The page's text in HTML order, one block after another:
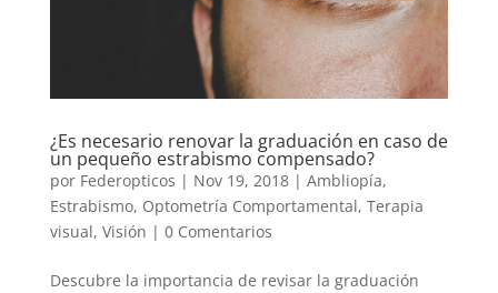
¿Es necesario renovar la graduación en caso de
un pequeño estrabismo compensado?
por Federopticos | Nov 19, 2018| Ambliopía,
Estrabismo, Optometría Comportamental, Terapia
visual, Visión | 0 Comentarios
Descubre la importancia de revisar la graduación